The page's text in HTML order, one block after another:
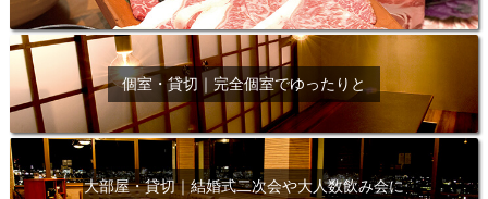
個室・貸切｜完全個室でゆったりと
大部屋・貸切｜結婚式二次会や大人数飲み会に